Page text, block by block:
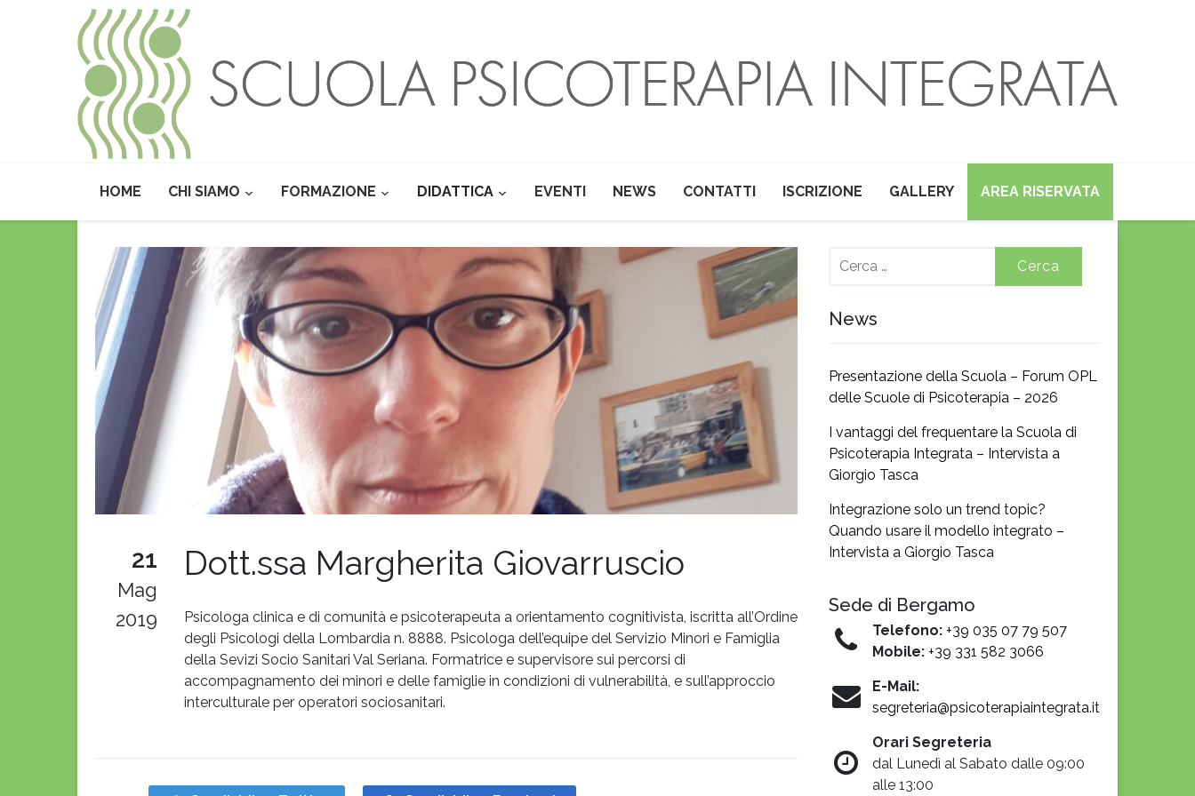
HOME CHI SIAMO FORMAZIONE DIDATTICA EVENTI NEWS CONTATTI ISCRIZIONE GALLERY AREA RISERVATA
21
Mag
2019
Dott.ssa Margherita Giovarruscio
Psicologa clinica e di comunità e psicoterapeuta a orientamento cognitivista, iscritta all’Ordine
degli Psicologi della Lombardia n. 8888. Psicologa dell’equipe del Servizio Minori e Famiglia
della Sevizi Socio Sanitari Val Seriana. Formatrice e supervisore sui percorsi di
accompagnamento dei minori e delle famiglie in condizioni di vulnerabilità, e sull’approccio
interculturale per operatori sociosanitari.
Ricerca
News
Presentazione della Scuola – Forum OPL
delle Scuole di Psicoterapia – 2026
I vantaggi del frequentare la Scuola di
Psicoterapia Integrata – Intervista a
Giorgio Tasca
Integrazione solo un trend topic?
Quando usare il modello integrato –
Intervista a Giorgio Tasca
Sede di Bergamo
Telefono: +39 035 07 79 507
Mobile: +39 331 582 3066
E-Mail:
segreteria@psicoterapiaintegrata.it
Orari Segreteria
dal Lunedì al Sabato dalle 09:00
alle 13:00